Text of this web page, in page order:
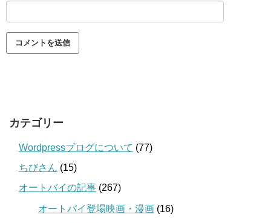
カテゴリー
Wordpressブログについて (77)
ちびさん (15)
オートバイの記事 (267)
オートバイ登場映画・漫画 (16)